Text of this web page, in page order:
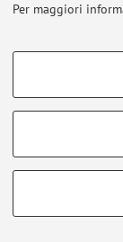
Per maggiori
COOKIE DI
COOKIE
Si tratta di cookie
© 2026 - ALMA
Zamboni, 33